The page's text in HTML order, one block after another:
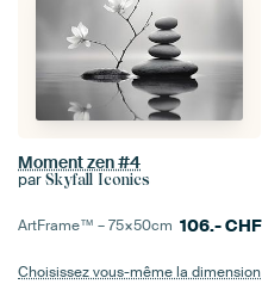
Moment zen #4
par Skyfall Iconics
ArtFrame™ –75×50cm 106.-CHF
Choisissez vous-même la dimension